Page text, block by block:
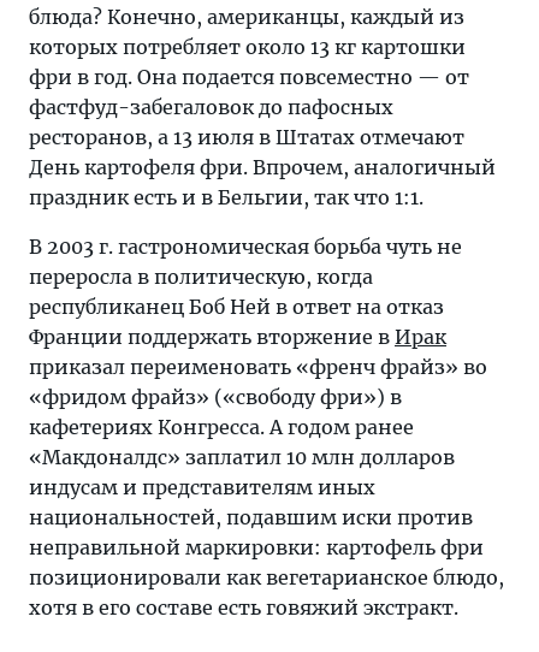
блюда? Конечно, американцы, каждый из
которых потребляет около 13 кг картошки
фри в год. Она подается повсеместно — от
фастфуд-забегаловок до пафосных
ресторанов, а 13 июля в Штатах отмечают
День картофеля фри. Впрочем, аналогичный
праздник есть и в Бельгии, так что 1:1.
В 2003 г. гастрономическая борьба чуть не
переросла в политическую, когда
республиканец Боб Ней в ответ на отказ
Франции поддержать вторжение в Ирак
приказал переименовать «френч фрайз» во
«фридом фрайз» («свободу фри») в
кафетериях Конгресса. А годом ранее
«Макдоналдс» заплатил 10 млн долларов
индусам и представителям иных
национальностей, подавшим иски против
неправильной маркировки: картофель фри
позиционировали как вегетарианское блюдо,
хотя в его составе есть говяжий экстракт.